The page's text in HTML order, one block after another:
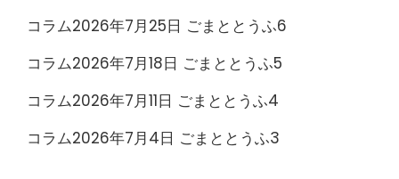
コラム2026年7月25日 ごまととうふ6
コラム2026年7月18日 ごまととうふ5
コラム2026年7月11日 ごまととうふ4
コラム2026年7月4日 ごまととうふ3